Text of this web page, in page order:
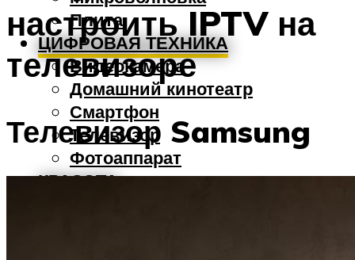
Плита
ЦИФРОВАЯ ТЕХНИКА
Видеокамера
Домашний кинотеатр
Смартфон
Телевизор
Фотоаппарат
КРАСОТА
настроить IPTV на
телевизоре
Телевизор Samsung